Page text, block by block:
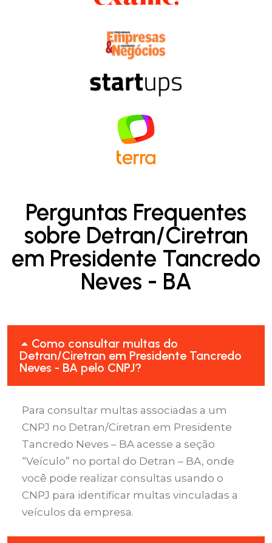
Perguntas Frequentes
sobre Detran/Ciretran
em Presidente Tancredo
Neves - BA
Como consultar multas do
Detran/Ciretran em Presidente Tancredo
Neves - BA pelo CNPJ?
Para consultar multas associadas a um
CNPJ no Detran/Ciretran em Presidente
Tancredo Neves – BA acesse a seção
“Veículo” no portal do Detran – BA, onde
você pode realizar consultas usando o
CNPJ para identificar multas vinculadas a
veículos da empresa.